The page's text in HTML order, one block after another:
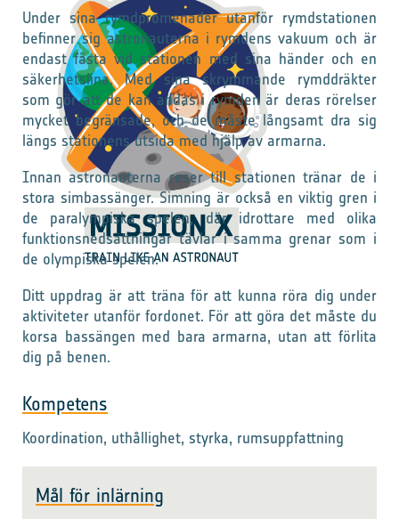
Under sina rymdpromenader utanför rymdstationen
befinner sig astronauterna i rymdens vakuum och är
endast fästa vid stationen med sina händer och en
säkerhetslina. Med sina skrymmande rymddräkter
som gör att de kan andas i rymden är deras rörelser
mycket begränsade, och de måste långsamt dra sig
längs stationens utsida med hjälp av armarna.
Innan astronauterna reser till stationen tränar de i
stora simbassänger. Simning är också en viktig gren i
de paralympiska spelen, där idrottare med olika
funktionsnedsättningar tävlar i samma grenar som i
de olympiska spelen.
Ditt uppdrag är att träna för att kunna röra dig under
aktiviteter utanför fordonet. För att göra det måste du
korsa bassängen med bara armarna, utan att förlita
dig på benen.
Kompetens
Koordination, uthållighet, styrka, rumsuppfattning
Mål för inlärning